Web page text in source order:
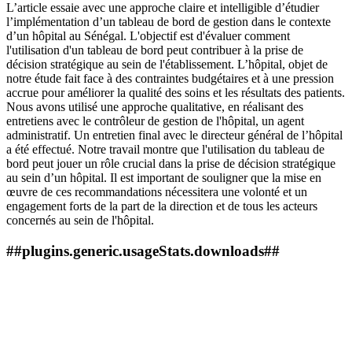
L’article essaie avec une approche claire et intelligible d’étudier
l’implémentation d’un tableau de bord de gestion dans le contexte
d’un hôpital au Sénégal. L'objectif est d'évaluer comment
l'utilisation d'un tableau de bord peut contribuer à la prise de
décision stratégique au sein de l'établissement. L’hôpital, objet de
notre étude fait face à des contraintes budgétaires et à une pression
accrue pour améliorer la qualité des soins et les résultats des patients.
Nous avons utilisé une approche qualitative, en réalisant des
entretiens avec le contrôleur de gestion de l'hôpital, un agent
administratif. Un entretien final avec le directeur général de l’hôpital
a été effectué. Notre travail montre que l'utilisation du tableau de
bord peut jouer un rôle crucial dans la prise de décision stratégique
au sein d’un hôpital. Il est important de souligner que la mise en
œuvre de ces recommandations nécessitera une volonté et un
engagement forts de la part de la direction et de tous les acteurs
concernés au sein de l'hôpital.
##plugins.generic.usageStats.downloads##